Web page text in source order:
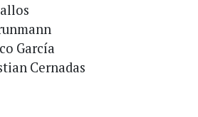
García
Cernadas